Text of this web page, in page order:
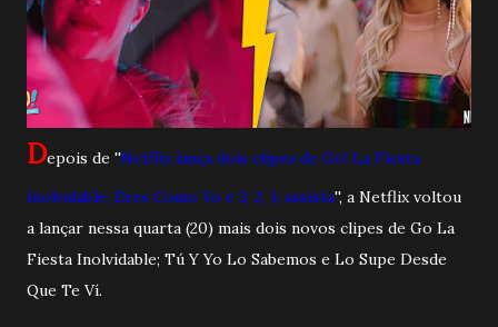
Depois de ''Netflix lança dois clipes de Go! La Fiesta
Inolvidable; Eres Como Yo e 3, 2, 1; assista'', a Netflix voltou
a lançar nessa quarta (20) mais dois novos clipes de Go La
Fiesta Inolvidable; Tú Y Yo Lo Sabemos e Lo Supe Desde
Que Te Ví.